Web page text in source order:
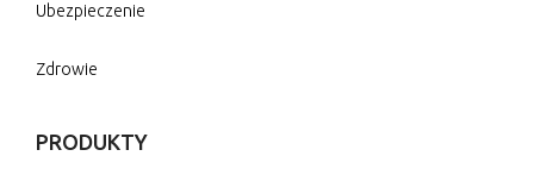
Ubezpieczenie
Zdrowie
PRODUKTY